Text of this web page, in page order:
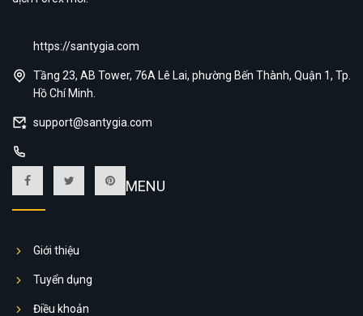
https://santygia.com
Tầng 23, AB Tower, 76A Lê Lai, phường Bến Thành, Quận 1, Tp.
Hồ Chí Minh.
support@santygia.com
MENU
Giới thiệu
Tuyển dụng
Điều khoản